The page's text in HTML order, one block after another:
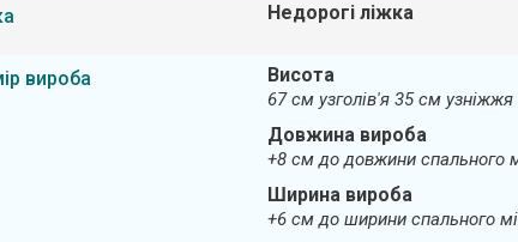
Недорогі ліжка
вироба Висота
67 см узголів'я 35 см узніжжя
Довжина вироба
+8 см до довжини спального
Ширина вироба
+6 см до ширини спального